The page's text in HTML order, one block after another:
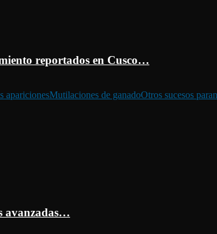
reportados en Cusco…
aparicionesMutilaciones de ganadoOtros sucesos
avanzadas…